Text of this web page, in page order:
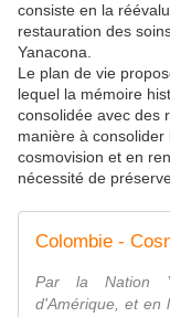
consiste en la
restauration des
Yanacona.
Le plan de vie
lequel la mémoire
consolidée avec des
manière à
cosmovision et en
nécessité de
Par la Nation
d'Amérique, et en